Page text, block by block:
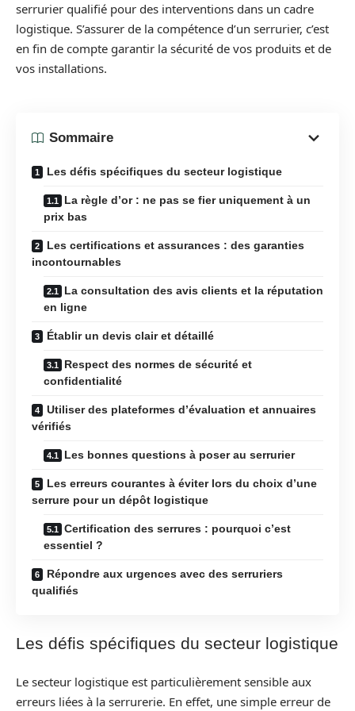
serrurier qualifié pour des interventions dans un cadre
logistique. S’assurer de la compétence d’un serrurier, c’est
en fin de compte garantir la sécurité de vos produits et de
vos installations.
Sommaire
Les défis spécifiques du secteur logistique
La règle d’or : ne pas se fier uniquement à un
prix bas
Les certifications et assurances : des garanties
incontournables
La consultation des avis clients et la réputation
en ligne
Établir un devis clair et détaillé
Respect des normes de sécurité et
confidentialité
Utiliser des plateformes d’évaluation et annuaires
vérifiés
Les bonnes questions à poser au serrurier
Les erreurs courantes à éviter lors du choix d’une
serrure pour un dépôt logistique
Certification des serrures : pourquoi c’est
essentiel ?
Répondre aux urgences avec des serruriers
qualifiés
Les défis spécifiques du secteur logistique
Le secteur logistique est particulièrement sensible aux
erreurs liées à la serrurerie. En effet, une simple erreur de